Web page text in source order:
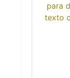
para
texto